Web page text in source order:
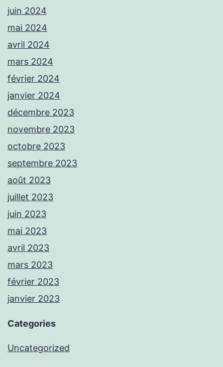
juin 2024
mai 2024
avril 2024
mars 2024
février 2024
janvier 2024
décembre 2023
novembre 2023
octobre 2023
septembre 2023
août 2023
juillet 2023
juin 2023
mai 2023
avril 2023
mars 2023
février 2023
janvier 2023
Categories
Uncategorized